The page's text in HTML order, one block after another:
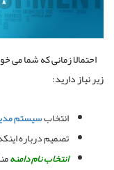
احتمالا زمانی که شما می
زیر نیاز دارید:
انتخابسیستم
تصمیم درباره
انتخاب نام دامنه